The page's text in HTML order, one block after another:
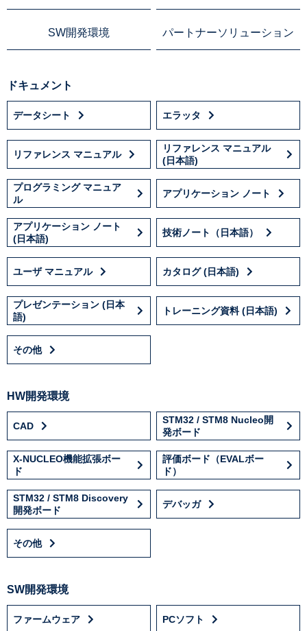
SW開発環境 パートナーソリューション
ドキュメント
データシート エラッタ
リファレンス マニュアル
リファレンス マニュアル
(日本語)
プログラミング マニュア
ル
アプリケーション ノート
アプリケーション ノート
(日本語)
技術ノート（日本語）
ユーザ マニュアル カタログ (日本語)
プレゼンテーション (日本
語)
トレーニング資料 (日本語)
その他
HW開発環境
CAD
STM32 / STM8 Nucleo開
発ボード
X-NUCLEO機能拡張ボー
ド
評価ボード（EVALボー
ド）
STM32 / STM8 Discovery
開発ボード
デバッガ
その他
SW開発環境
ファームウェア PCソフト